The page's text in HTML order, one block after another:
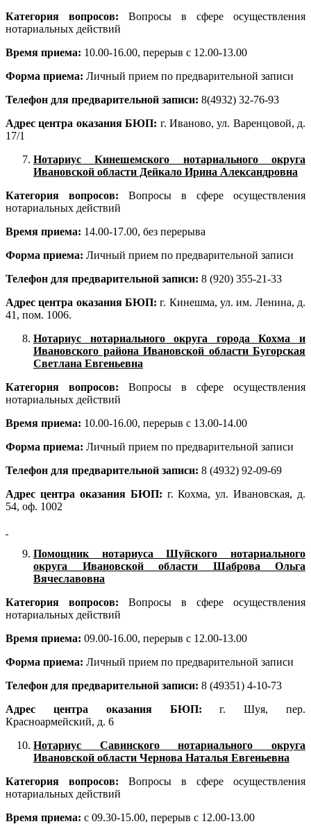
Категория вопросов: Вопросы в сфере осуществления
нотариальных действий
Время приема: 10.00-16.00, перерыв с 12.00-13.00
Форма приема: Личный прием по предварительной записи
Телефон для предварительной записи: 8(4932) 32-76-93
Адрес центра оказания БЮП: г. Иваново, ул. Варенцовой, д.
17/1
Нотариус Кинешемского нотариального округа
Ивановской области Дейкало Ирина Александровна
Категория вопросов: Вопросы в сфере осуществления
нотариальных действий
Время приема: 14.00-17.00, без перерыва
Форма приема: Личный прием по предварительной записи
Телефон для предварительной записи: 8 (920) 355-21-33
Адрес центра оказания БЮП:г. Кинешма, ул. им. Ленина, д.
41, пом. 1006.
Нотариус нотариального округа города Кохма и
Ивановского района Ивановской области Бугорская
Светлана Евгеньевна
Категория вопросов: Вопросы в сфере осуществления
нотариальных действий
Время приема: 10.00-16.00, перерыв с 13.00-14.00
Форма приема: Личный прием по предварительной записи
Телефон для предварительной записи: 8 (4932) 92-09-69
Адрес центра оказания БЮП: г. Кохма, ул. Ивановская, д.
54, оф. 1002
Помощник нотариуса Шуйского нотариального
округа Ивановской области Шаброва Ольга
Вячеславовна
Категория вопросов: Вопросы в сфере осуществления
нотариальных действий
Время приема: 09.00-16.00, перерыв с 12.00-13.00
Форма приема: Личный прием по предварительной записи
Телефон для предварительной записи: 8 (49351) 4-10-73
Адрес центра оказания БЮП:г. Шуя, пер.
Красноармейский, д. 6
Нотариус Савинского нотариального округа
Ивановской области Чернова Наталья Евгеньевна
Категория вопросов: Вопросы в сфере осуществления
нотариальных действий
Время приема: с 09.30-15.00, перерыв с 12.00-13.00